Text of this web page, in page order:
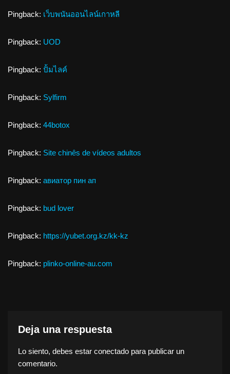
Pingback: เว็บพนันออนไลน์เกาหลี
Pingback: UOD
Pingback: ปั้มไลค์
Pingback: Sylfirm
Pingback: 44botox
Pingback: Site chinês de vídeos adultos
Pingback: авиатор пин ап
Pingback: bud lover
Pingback: https://yubet.org.kz/kk-kz
Pingback: plinko-online-au.com
Deja una respuesta
Lo siento, debes estar conectado para publicar un
comentario.